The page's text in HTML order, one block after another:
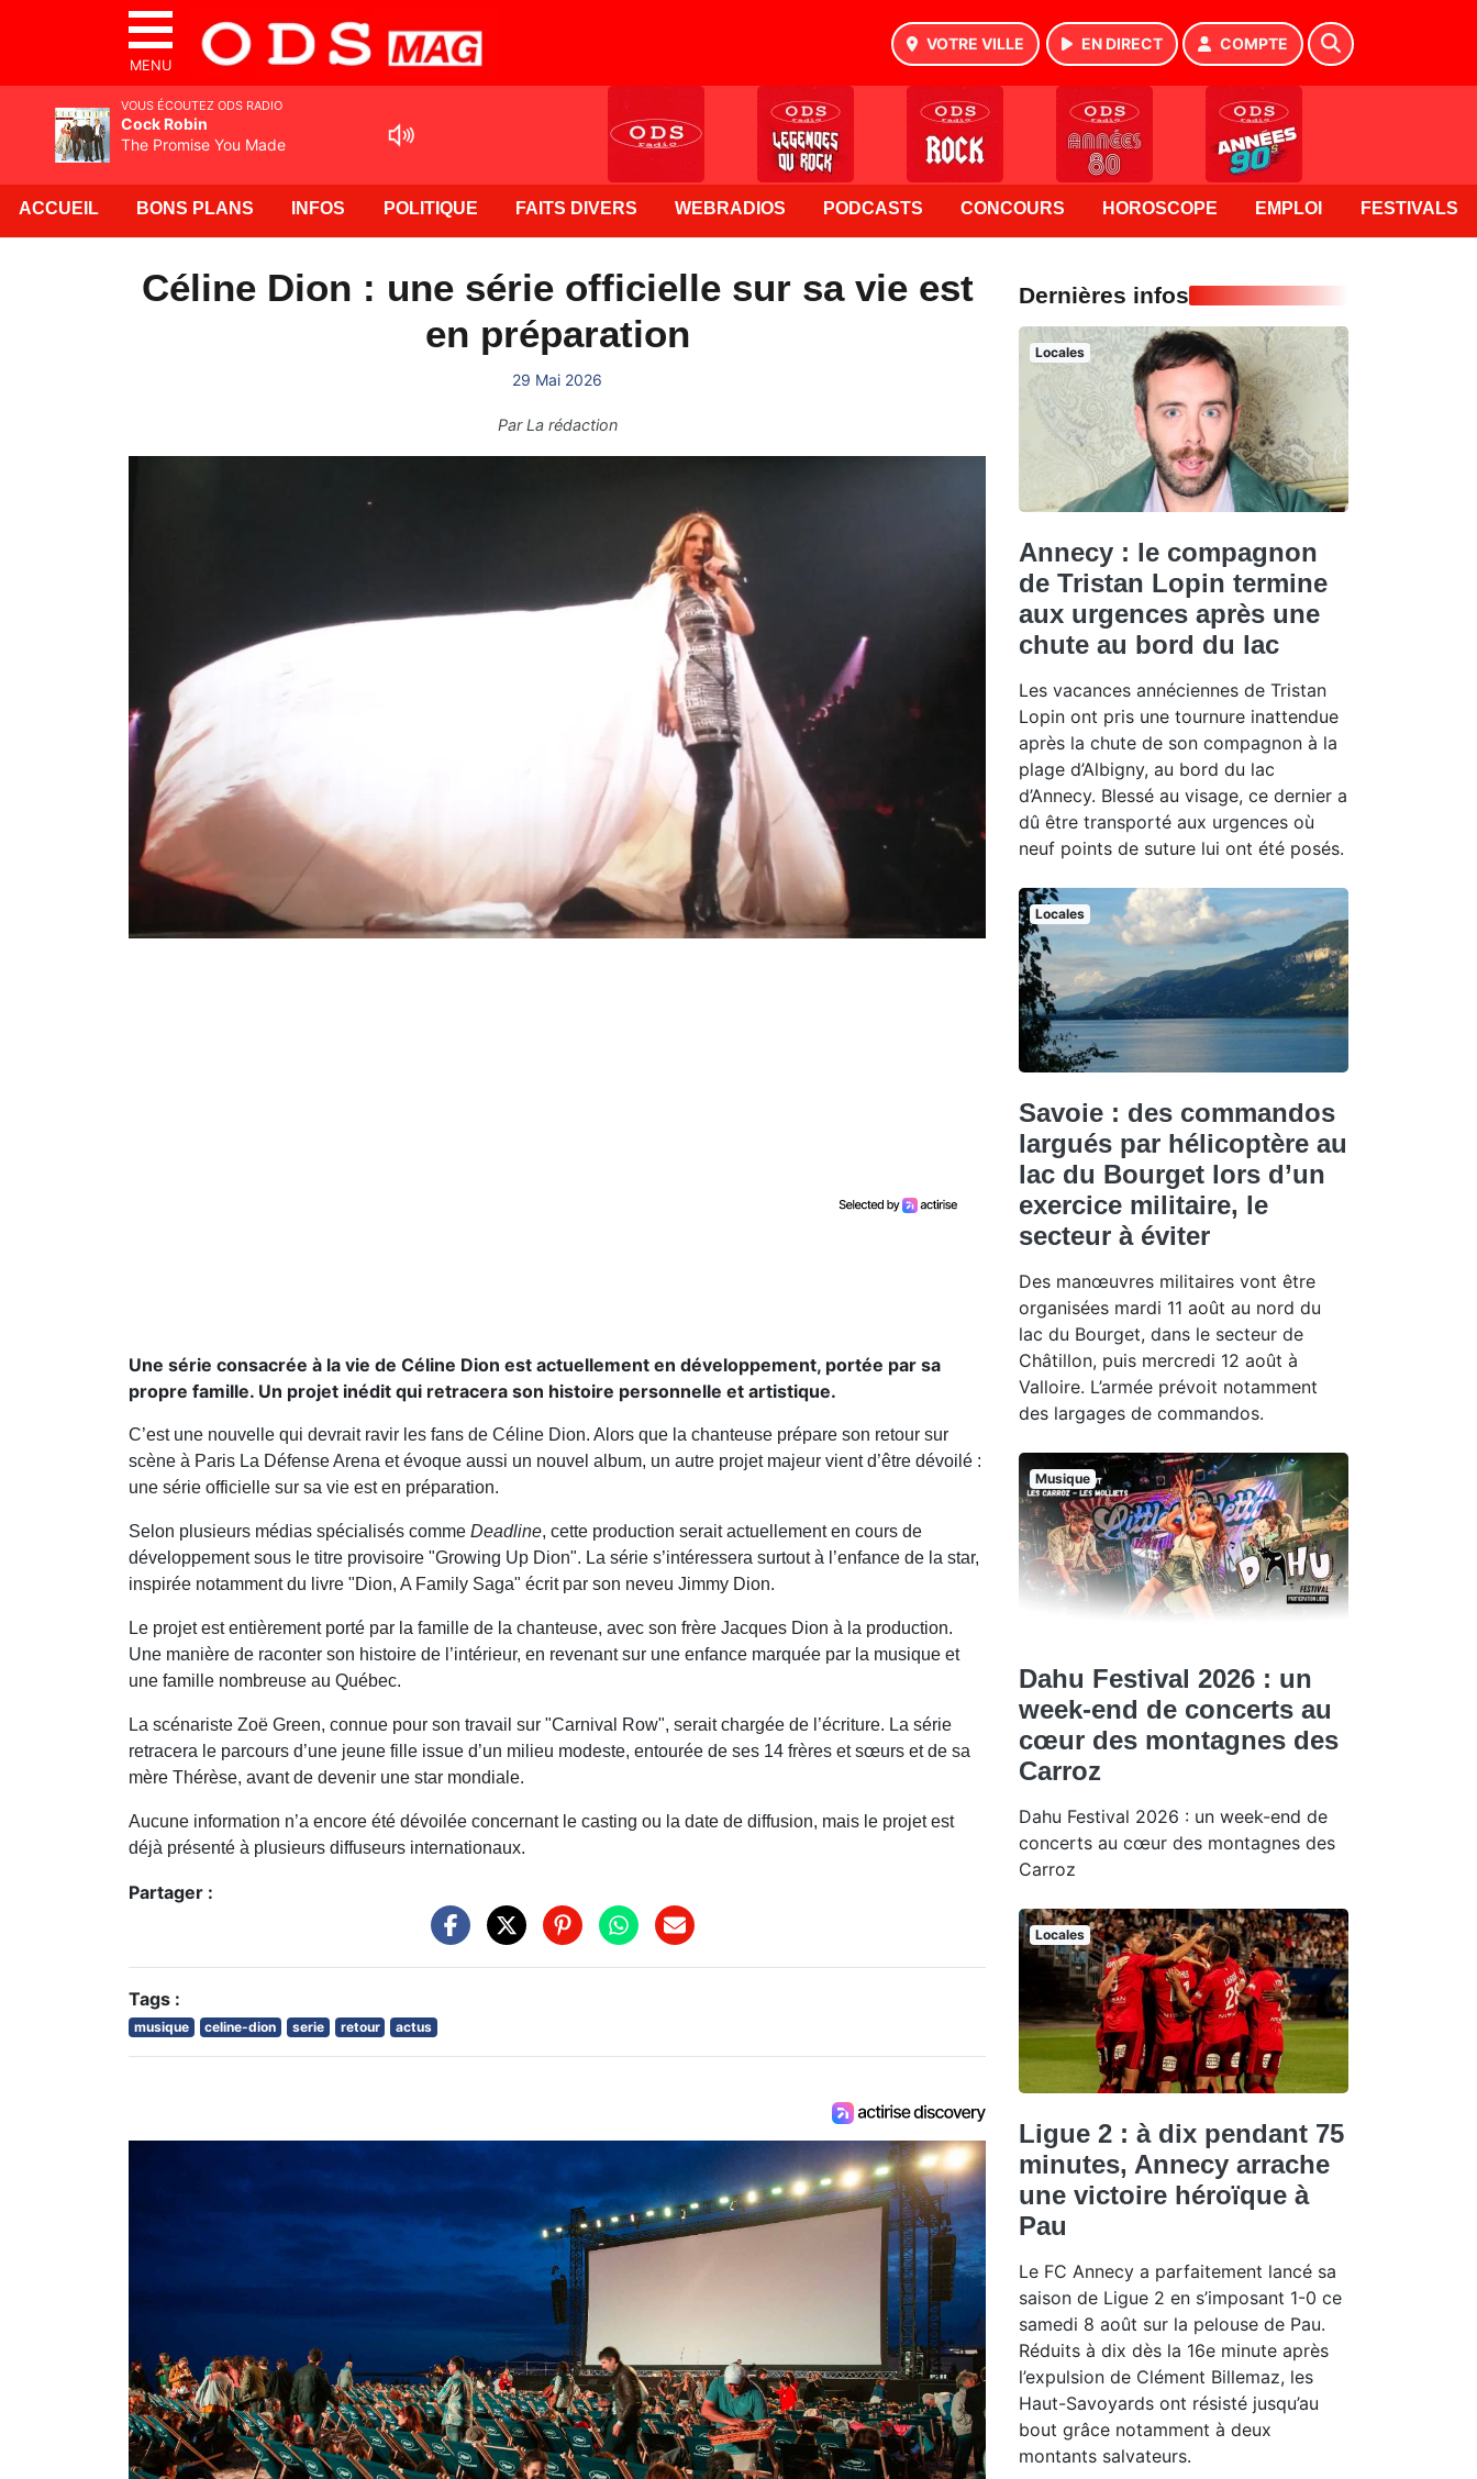
MENU
VOTRE VILLE EN DIRECT COMPTE
ACCUEIL BONS PLANS INFOS POLITIQUE FAITS DIVERS WEBRADIOS PODCASTS CONCOURS HOROSCOPE EMPLOI FESTIVALS
Céline Dion : une série officielle sur sa vie est
en préparation
29 Mai 2026
ParLa rédaction
Une série consacrée à la vie de Céline Dion est actuellement en développement, portée par sa
propre famille. Un projet inédit qui retracera son histoire personnelle et artistique.
C’est une nouvelle qui devrait ravir les fans de Céline Dion. Alors que la chanteuse prépare son retour sur
scène à Paris La Défense Arena et évoque aussi un nouvel album, un autre projet majeur vient d’être dévoilé :
une série officielle sur sa vie est en préparation.
Selon plusieurs médias spécialisés comme Deadline, cette production serait actuellement en cours de
développement sous le titre provisoire "Growing Up Dion". La série s’intéressera surtout à l’enfance de la star,
inspirée notamment du livre "Dion, A Family Saga" écrit par son neveu Jimmy Dion.
Le projet est entièrement porté par la famille de la chanteuse, avec son frère Jacques Dion à la production.
Une manière de raconter son histoire de l’intérieur, en revenant sur une enfance marquée par la musique et
une famille nombreuse au Québec.
La scénariste Zoë Green, connue pour son travail sur "Carnival Row", serait chargée de l’écriture. La série
retracera le parcours d’une jeune fille issue d’un milieu modeste, entourée de ses 14 frères et sœurs et de sa
mère Thérèse, avant de devenir une star mondiale.
Aucune information n’a encore été dévoilée concernant le casting ou la date de diffusion, mais le projet est
déjà présenté à plusieurs diffuseurs internationaux.
Partager :
Tags :
musique celine-dion serie retour actus
Dernières infos
Locales
Annecy : le compagnon
de Tristan Lopin termine
aux urgences après une
chute au bord du lac
Les vacances annéciennes de Tristan
Lopin ont pris une tournure inattendue
après la chute de son compagnon à la
plage d’Albigny, au bord du lac
d’Annecy. Blessé au visage, ce dernier a
dû être transporté aux urgences où
neuf points de suture lui ont été posés.
Locales
Savoie : des commandos
largués par hélicoptère au
lac du Bourget lors d’un
exercice militaire, le
secteur à éviter
Des manœuvres militaires vont être
organisées mardi 11 août au nord du
lac du Bourget, dans le secteur de
Châtillon, puis mercredi 12 août à
Valloire. L’armée prévoit notamment
des largages de commandos.
Musique
Dahu Festival 2026 : un
week-end de concerts au
cœur des montagnes des
Carroz
Dahu Festival 2026 : un week-end de
concerts au cœur des montagnes des
Carroz
Locales
Ligue 2 : à dix pendant 75
minutes, Annecy arrache
une victoire héroïque à
Pau
Le FC Annecy a parfaitement lancé sa
saison de Ligue 2 en s’imposant 1-0 ce
samedi 8 août sur la pelouse de Pau.
Réduits à dix dès la 16e minute après
l’expulsion de Clément Billemaz, les
Haut-Savoyards ont résisté jusqu’au
bout grâce notamment à deux
montants salvateurs.
VOUS ÉCOUTEZ ODS RADIO
Cock Robin
The Promise You Made